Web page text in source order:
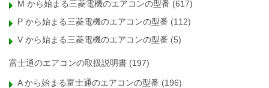
M から始まる三菱電機のエアコンの型番 (617)
P から始まる三菱電機のエアコンの型番 (112)
V から始まる三菱電機のエアコンの型番 (5)
富士通のエアコンの取扱説明書 (197)
A から始まる富士通のエアコンの型番 (196)